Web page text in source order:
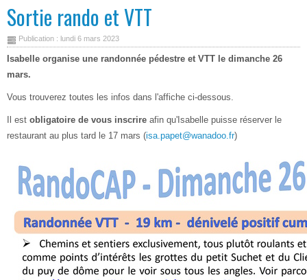
Sortie rando et VTT
Publication : lundi 6 mars 2023
Isabelle organise une randonnée pédestre et VTT le dimanche 26
mars.
Vous trouverez toutes les infos dans l'affiche ci-dessous.
Il est obligatoire de vous inscrire afin qu'Isabelle puisse réserver le
restaurant au plus tard le 17 mars (isa.papet@wanadoo.fr)